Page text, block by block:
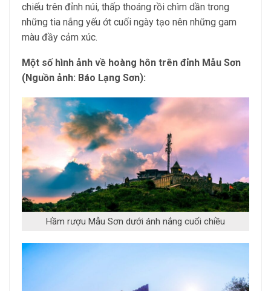
chiếu trên đỉnh núi, thấp thoáng rồi chìm dần trong
những tia nắng yếu ớt cuối ngày tạo nên những gam
màu đầy cảm xúc.
Một số hình ảnh về hoàng hôn trên đỉnh Mẫu Sơn
(Nguồn ảnh: Báo Lạng Sơn):
Hầm rượu Mẫu Sơn dưới ánh nắng cuối chiều